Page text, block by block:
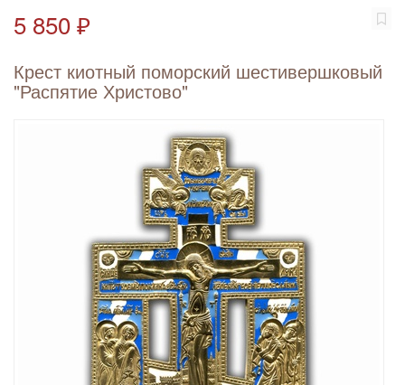
5 850 ₽
Крест киотный поморский шестивершковый
"Распятие Христово"